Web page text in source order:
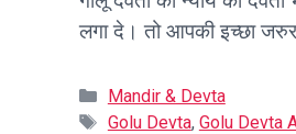
लगा दे। तो आपकी इच्छा जरुर
Categories
Mandir & Devta
Tags
Golu Devta, Golu Devta